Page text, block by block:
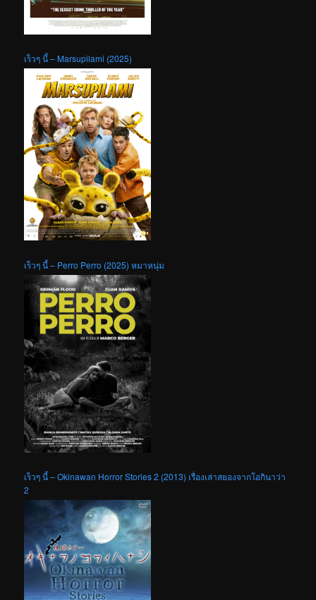
เร็วๆ นี้ – Marsupilami (2025)
เร็วๆ นี้ – Perro Perro (2025) หมาหนุ่ม
เร็วๆ นี้ – Okinawan Horror Stories 2 (2013) เรื่องเล่าสยองจากโอกินาว่า
2